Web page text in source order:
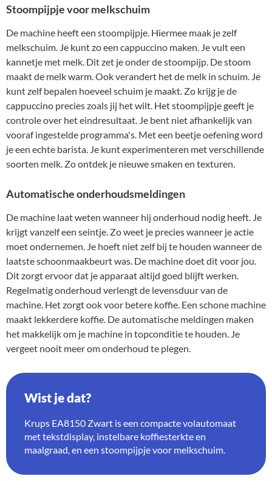
Stoompijpje voor melkschuim
De machine heeft een stoompijpje. Hiermee maak je zelf
melkschuim. Je kunt zo een cappuccino maken. Je vult een
kannetje met melk. Dit zet je onder de stoompijp. De stoom
maakt de melk warm. Ook verandert het de melk in schuim. Je
kunt zelf bepalen hoeveel schuim je maakt. Zo krijg je de
cappuccino precies zoals jij het wilt. Het stoompijpje geeft je
controle over het eindresultaat. Je bent niet afhankelijk van
vooraf ingestelde programma's. Met een beetje oefening word
je een echte barista. Je kunt experimenteren met verschillende
soorten melk. Zo ontdek je nieuwe smaken en texturen.
Automatische onderhoudsmeldingen
De machine laat weten wanneer hij onderhoud nodig heeft. Je
krijgt vanzelf een seintje. Zo weet je precies wanneer je actie
moet ondernemen. Je hoeft niet zelf bij te houden wanneer de
laatste schoonmaakbeurt was. De machine doet dit voor jou.
Dit zorgt ervoor dat je apparaat altijd goed blijft werken.
Regelmatig onderhoud verlengt de levensduur van de
machine. Het zorgt ook voor betere koffie. Een schone machine
maakt lekkerdere koffie. De automatische meldingen maken
het makkelijk om je machine in topconditie te houden. Je
vergeet nooit meer om onderhoud te plegen.
Wist je dat?
Krups EA8150 Zwart is een compacte volautomaat
met tekstdisplay, instelbare koffiesterkte en
maalgraad, en een stoompijpje voor melkschuim.